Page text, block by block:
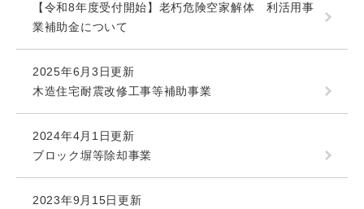
【令和8年度受付開始】老朽危険空家解体 利活用事
業補助金について
2025年6月3日更新
木造住宅耐震改修工事等補助事業
2024年4月1日更新
ブロック塀等除却事業
2023年9月15日更新